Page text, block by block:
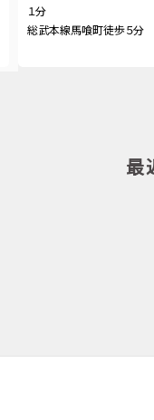
１分
総武本線馬喰町徒歩５分
最